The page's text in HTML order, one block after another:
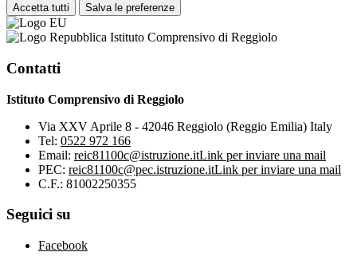
Accetta tutti Salva le preferenze
Istituto Comprensivo di Reggiolo
Contatti
Istituto Comprensivo di Reggiolo
Via XXV Aprile 8 - 42046 Reggiolo (Reggio Emilia) Italy
Tel: 0522 972 166
Email: reic81100c@istruzione.itLink per inviare una mail
PEC: reic81100c@pec.istruzione.itLink per inviare una mail
C.F.: 81002250355
Seguici su
Facebook